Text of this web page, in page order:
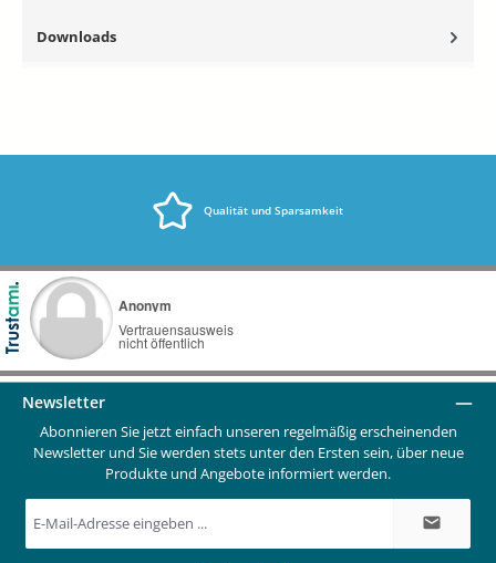
Downloads
Qualität und Sparsamkeit
Newsletter
Abonnieren Sie jetzt einfach unseren regelmäßig erscheinenden
Newsletter und Sie werden stets unter den Ersten sein, über neue
Produkte und Angebote informiert werden.
Mail-
Adresse